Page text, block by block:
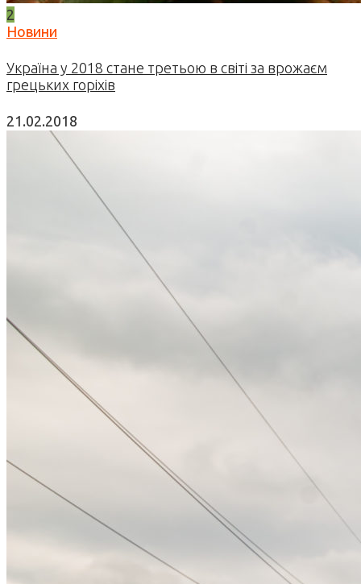
2
Новини
Україна у 2018 стане третьою в світі за врожаєм
грецьких горіхів
21.02.2018